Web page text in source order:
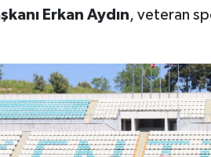
Erkan Aydın, veteran